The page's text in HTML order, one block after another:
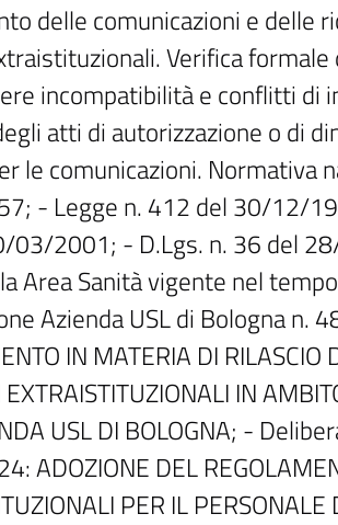
delle comunicazioni e delle
Verifica
incompatibilità e conflitti di
atti di autorizzazione o di
le comunicazioni. Normativa
- Legge n. 412 del 30/12/
03/2001; - D.Lgs. n. 36 del
Area Sanità vigente nel
Azienda USL di Bologna n.
IN MATERIA DI RILASCIO
EXTRAISTITUZIONALI IN
USL DI BOLOGNA; -
ADOZIONE DEL
PER IL